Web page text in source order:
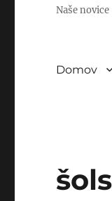
Naše novice
Domov